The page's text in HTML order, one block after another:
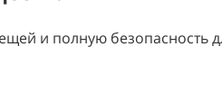
и полную безопасность